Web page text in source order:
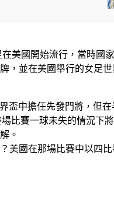
在美國開始流行，當時國
，並在美國舉行的女足
盃中擔任先發門將，但
場比賽一球未失的情況下
。
美國在那場比賽中以四比